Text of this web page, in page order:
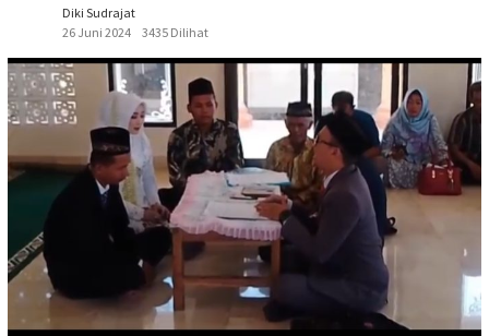
Diki Sudrajat
26 Juni 2024
3435 Dilihat